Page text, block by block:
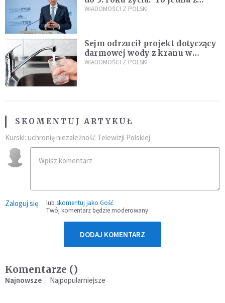
propozycji programu "Rozwój
WIADOMOŚCI Z POLSKI
Sejm odrzucił projekt dotyczący
darmowej wody z kranu w
restauracjach
WIADOMOŚCI Z POLSKI
SKOMENTUJ ARTYKUŁ
Kurski: uchronię niezależność Telewizji Polskiej
Zaloguj się lub skomentuj jako Gość
Twój komentarz będzie moderowany
DODAJ KOMENTARZ
Komentarze ()
Najnowsze Najpopularniejsze